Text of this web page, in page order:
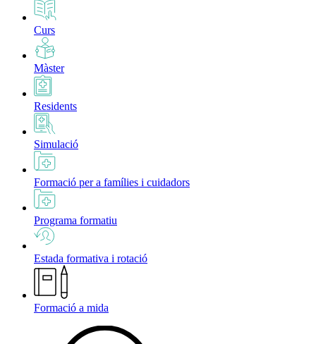
Curs
Màster
Residents
Simulació
Formació per a famílies i cuidadors
Programa formatiu
Estada formativa i rotació
Formació a mida